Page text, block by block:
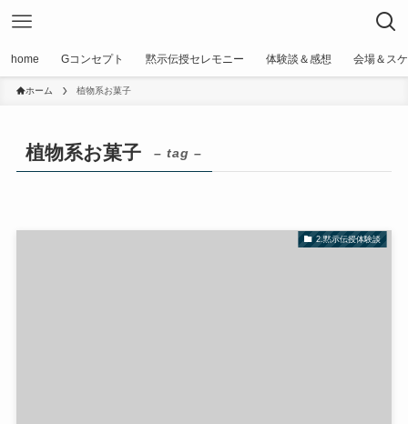
home Gコンセプト 黙示伝授セレモニー 体験談＆感想 会場＆ス
ホーム 植物系お菓子
植物系お菓子 – tag –
2.黙示伝授体験談